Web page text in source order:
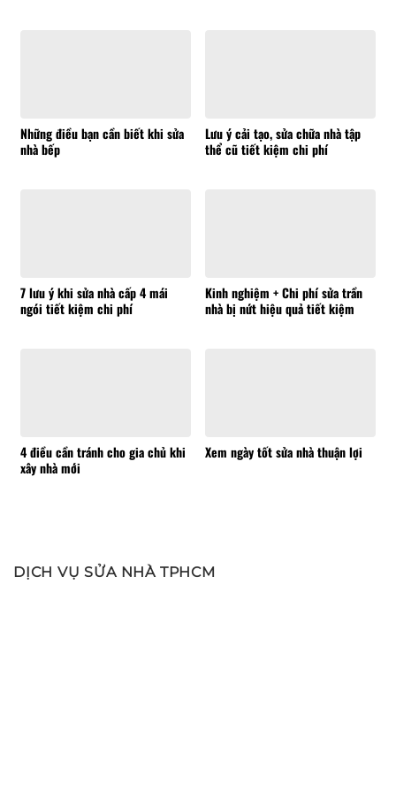
Những điều bạn cần biết khi sửa
nhà bếp
Lưu ý cải tạo, sửa chữa nhà tập
thể cũ tiết kiệm chi phí
7 lưu ý khi sửa nhà cấp 4 mái
ngói tiết kiệm chi phí
Kinh nghiệm + Chi phí sửa trần
nhà bị nứt hiệu quả tiết kiệm
4 điều cần tránh cho gia chủ khi
xây nhà mới
Xem ngày tốt sửa nhà thuận lợi
DỊCH VỤ SỬA NHÀ TPHCM